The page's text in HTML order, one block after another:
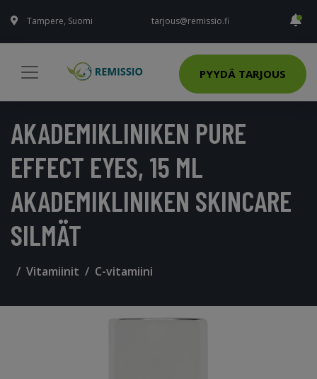
Tampere, Suomi tarjous@remissio.fi
PYYDÄ TARJOUS
AKADEMIKLINIKEN PURE
EFFECT EYES, 15 ML
AKADEMIKLINIKEN SKINCARE
SILMÄT
Vitamiinit C-vitamiini